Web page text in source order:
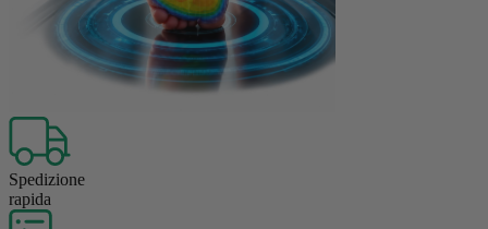
Spedizione
rapida